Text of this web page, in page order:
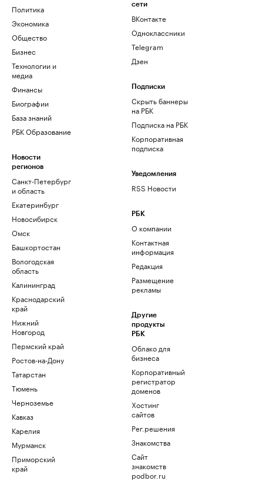
Политика
Экономика
Общество
Бизнес
Технологии и
медиа
Финансы
Биографии
База знаний
РБК Образование
Новости
регионов
Санкт-Петербург
и область
Екатеринбург
Новосибирск
Омск
Башкортостан
Вологодская
область
Калининград
Краснодарский
край
Нижний
Новгород
Пермский край
Ростов-на-Дону
Татарстан
Тюмень
Черноземье
Кавказ
Карелия
Мурманск
Приморский
край
сети
ВКонтакте
Одноклассники
Telegram
Дзен
Подписки
Скрыть баннеры
на РБК
Подписка на РБК
Корпоративная
подписка
Уведомления
RSS Новости
РБК
О компании
Контактная
информация
Редакция
Размещение
рекламы
Другие
продукты
РБК
Облако для
бизнеса
Корпоративный
регистратор
доменов
Хостинг
сайтов
Рег.решения
Знакомства
Сайт
знакомств
podbor.ru